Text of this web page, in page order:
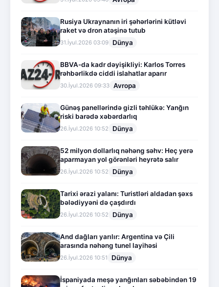
Rusiya Ukraynanın iri şəhərlərini kütləvi
raket və dron atəşinə tutub
31.İyul.2026 03:09 Dünya
BBVA-da kadr dəyişikliyi: Karlos Torres
rəhbərlikdə ciddi islahatlar aparır
30.İyul.2026 09:33 Avropa
Günəş panellərində gizli təhlükə: Yanğın
riski barədə xəbərdarlıq
26.İyul.2026 10:52 Dünya
52 milyon dollarlıq nəhəng səhv: Heç yerə
aparmayan yol görənləri heyrətə salır
26.İyul.2026 10:52 Dünya
Tarixi ərazi yalanı: Turistləri aldadan şəxs
bələdiyyəni də çaşdırdı
26.İyul.2026 10:52 Dünya
And dağları yarılır: Argentina və Çili
arasında nəhəng tunel layihəsi
26.İyul.2026 10:51 Dünya
İspaniyada meşə yanğınları səbəbindən 19